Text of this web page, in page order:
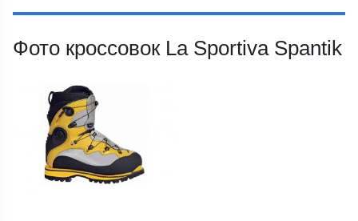
Фото кроссовок La Sportiva Spantik